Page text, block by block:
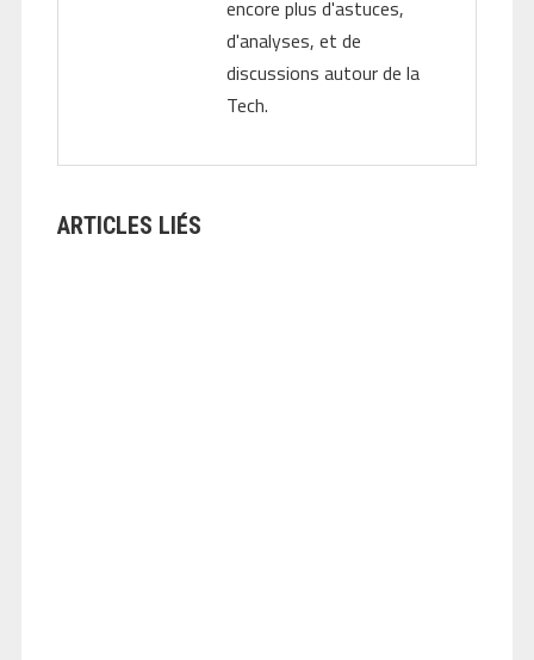
encore plus d'astuces,
d'analyses, et de
discussions autour de la
Tech.
ARTICLES LIÉS